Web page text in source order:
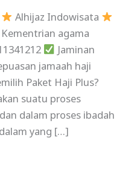
Alhijaz Indowisata
agama
Jaminan
jamaah haji
Paket Haji Plus?
suatu proses
dalam proses ibadah
yang […]